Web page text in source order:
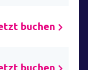
buchen
buchen